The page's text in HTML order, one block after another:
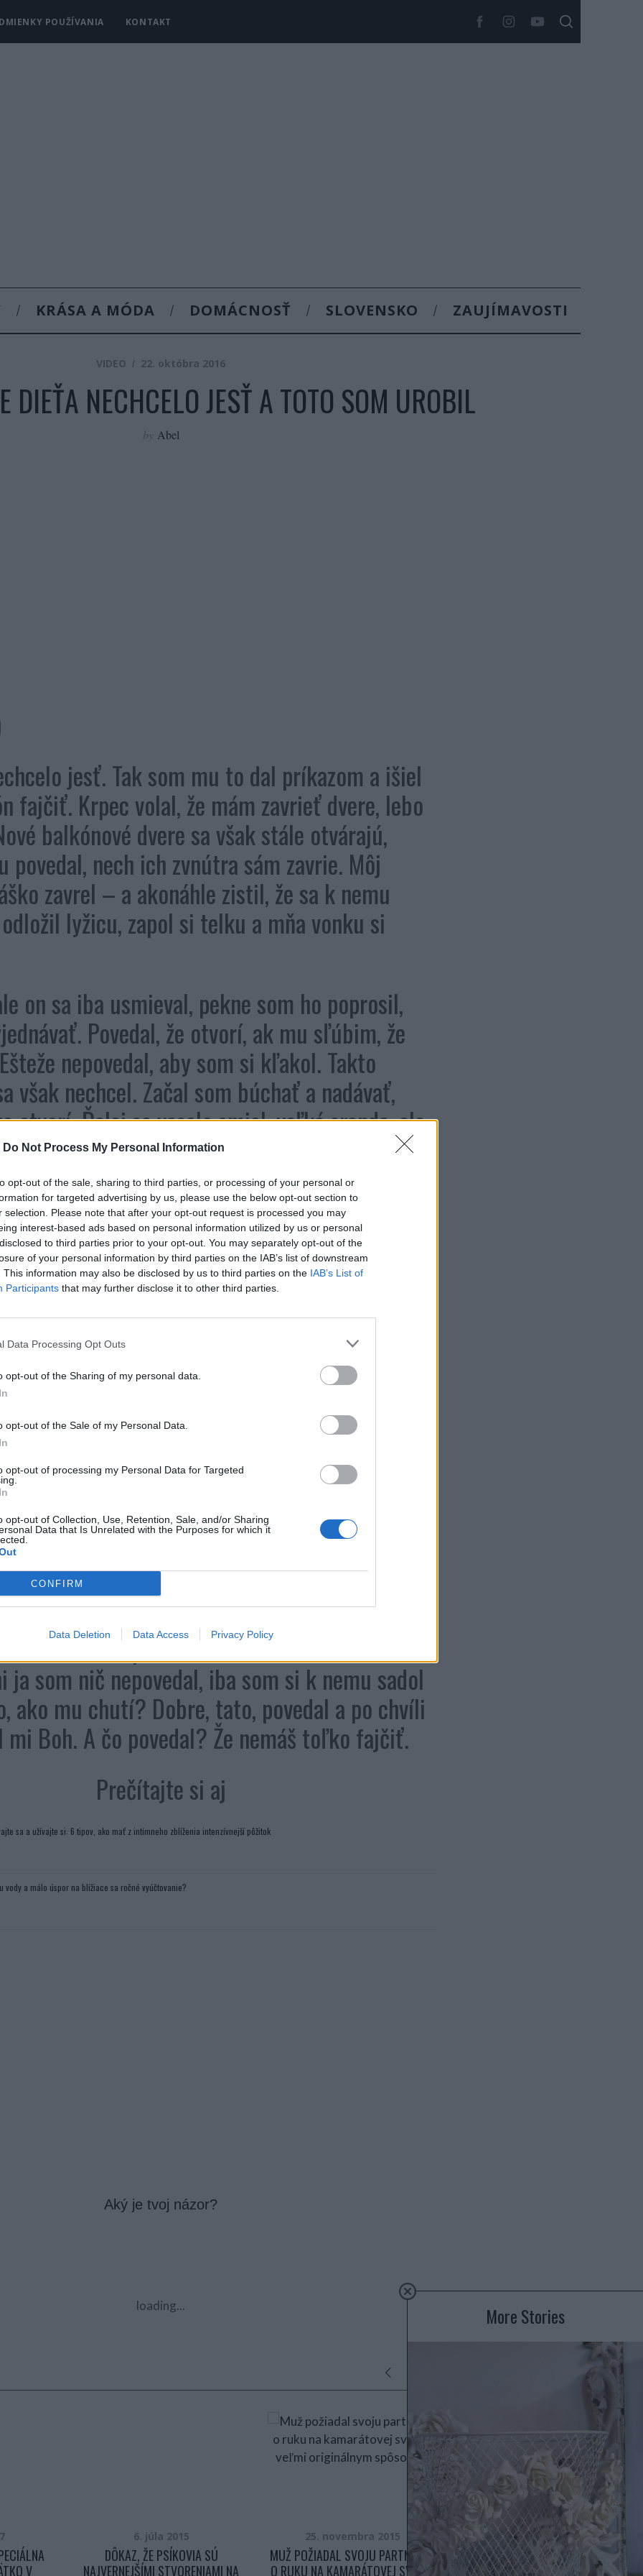
Do Not Process My Personal Information
opt-out of the sale, sharing to third parties, or processing of your personal or
for targeted advertising by us, please use the below opt-out section to
selection. Please note that after your opt-out request is processed you may
interest-based ads based on personal information utilized by us or personal
to third parties prior to your opt-out. You may separately opt-out of the
of your personal information by third parties on the IAB’s list of downstream
This information may also be disclosed by us to third parties on the IAB’s List of
Participants that may further disclose it to other third parties.
Data Processing Opt Outs
opt-out of the Sharing of my personal data.
opt-out of the Sale of my Personal Data.
opt-out of processing my Personal Data for Targeted
opt-out of Collection, Use, Retention, Sale, and/or Sharing
Data that Is Unrelated with the Purposes for which it
CONFIRM
Data Deletion Data Access Privacy Policy
POUŽÍVANIA KONTAKT
KRÁSA A MÓDA DOMÁCNOSŤ SLOVENSKO ZAUJÍMAVOSTI
VIDEO 22. októbra 2016
DIEŤA NECHCELO JESŤ A TOTO SOM UROBIL
by Abel
jesť. Tak som mu to dal príkazom a išiel
fajčiť. Krpec volal, že mám zavrieť dvere, lebo
balkónové dvere sa však stále otvárajú,
povedal, nech ich zvnútra sám zavrie. Môj
zavrel – a akonáhle zistil, že sa k nemu
lyžicu, zapol si telku a mňa vonku si
on sa iba usmieval, pekne som ho poprosil,
Povedal, že otvorí, ak mu sľúbim, že
nepovedal, aby som si kľakol. Takto
však nechcel. Začal som búchať a nadávať,
otvorí. Ďalej sa veselo smial, veľká sranda, ale
s krátkym rukávom humor prešiel.
tresol do dverí a povedal mu, že ho zderiem ako
sa zľakol Potom povedal, že by mi aj otvoril,
dostane na zadok. Toto trvalo dobrých dvadsať
domu oproti pozerali na mňa ako na blázna.
mobilom zavolal na pevnú linku a zmeneným
pýtal seba samého. Jonáš povedal, že
ísť k telefónu, lebo je na balkóne. Nato som
viem, ako tam svojho otca vymkol.
– odkiaľ to viem? Povedal som, že som Boh a
aj to, že nechce jesť. Na druhom konci telefónu
potom sa ma spýtal, či ako Boh môžem
nedostal bitku.
ale na druhej strane, Boh je milosrdný, tak
Jonáš mi potom bez slova otvoril dvere a
ja som nič nepovedal, iba som si k nemu sadol
ako mu chutí? Dobre, tato, povedal a po chvíli
mi Boh. A čo povedal? Že nemáš toľko fajčiť.
Prečítajte si aj
sa a užívajte si: 6 tipov, ako mať z intímneho zblíženia intenzívnejší pôžitok
vody a málo úspor na blížiace sa ročné vyúčtovanie?
Aký je tvoj názor?
loading...
V
6. júla 2015
DÔKAZ, ŽE PSÍKOVIA SÚ
NAJVERNEJŠÍMI STVORENIAMI NA
25. novembra 2015
MUŽ POŽIADAL SVOJU PARTNERKU
O RUKU NA KAMARÁTOVEJ SVADBE
12. júla 2016
V MESIACOCH JEJ UMREL SYN. O
NEJAKÝ ČAS NESKÔR SA STALO
More Stories